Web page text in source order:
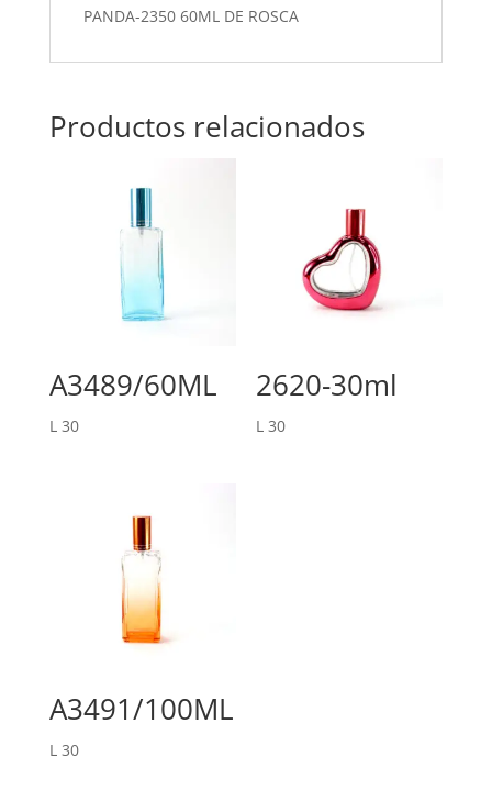
PANDA-2350 60ML DE ROSCA
Productos relacionados
A3489/60ML
L 30
2620-30ml
L 30
A3491/100ML
L30